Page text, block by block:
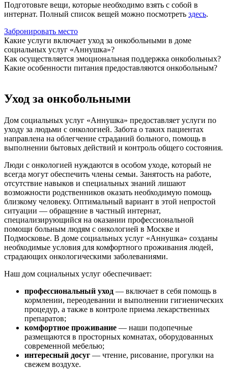
Подготовьте вещи, которые необходимо взять с собой в
интернат. Полный список вещей можно посмотреть здесь.
Забронировать место
Какие услуги включает уход за онкобольными в доме
социальных услуг «Аннушка»?
Как осуществляется эмоциональная поддержка онкобольных?
Какие особенности питания предоставляются онкобольным?
Уход за онкобольными
Дом социальных услуг «Аннушка» предоставляет услуги по
уходу за людьми с онкологией. Забота о таких пациентах
направлена на облегчение страданий больного, помощь в
выполнении бытовых действий и контроль общего состояния.
Люди с онкологией нуждаются в особом уходе, который не
всегда могут обеспечить члены семьи. Занятость на работе,
отсутствие навыков и специальных знаний лишают
возможности родственников оказать необходимую помощь
близкому человеку. Оптимальный вариант в этой непростой
ситуации — обращение в частный интернат,
специализирующийся на оказании профессиональной
помощи больным людям с онкологией в Москве и
Подмосковье. В доме социальных услуг «Аннушка» созданы
необходимые условия для комфортного проживания людей,
страдающих онкологическими заболеваниями.
Наш дом социальных услуг обеспечивает:
профессиональный уход — включает в себя помощь в
кормлении, переодевании и выполнении гигиенических
процедур, а также в контроле приема лекарственных
препаратов;
комфортное проживание — наши подопечные
размещаются в просторных комнатах, оборудованных
современной мебелью;
интересный досуг — чтение, рисование, прогулки на
свежем воздухе.